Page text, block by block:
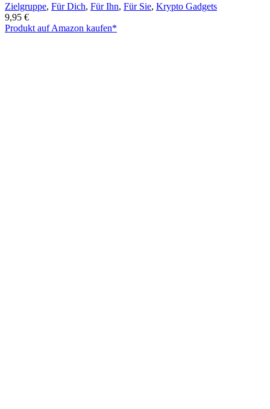
Zielgruppe, Für Dich, Für Ihn, Für Sie, Krypto Gadgets
9,95 €
Produkt auf Amazon kaufen*